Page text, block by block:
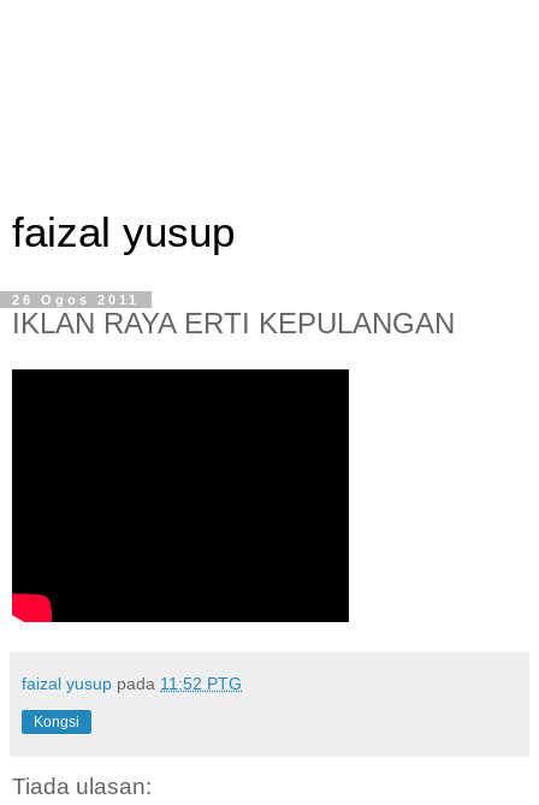
faizal yusup
26 Ogos 2011
IKLAN RAYA ERTI KEPULANGAN
faizal yusup pada 11:52 PTG
Kongsi
Tiada ulasan: